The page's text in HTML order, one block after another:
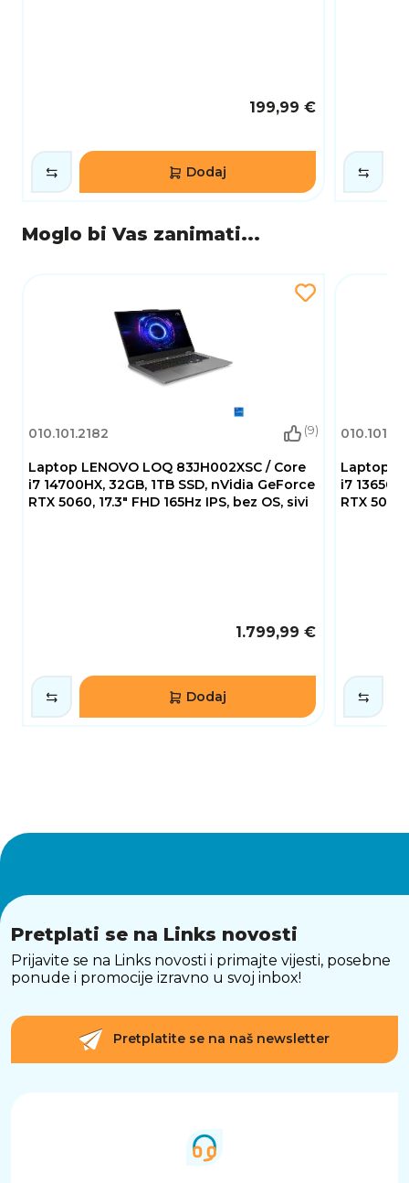
Optimizirana potrošnja energije omogućuje
PRAKTIČNE ZNAČAJKE ZA SVAKODNEVNO
KORIŠTENJE
i kvalitetni zvučnici dodatno poboljšavaju
korisničko iskustvo. Kamera visoke rezolucije
Lenovo IdeaPad Slim 5 16IMH10 je svestran i
pouzdan prijenosnik koji nudi odlične
performanse, veliki zaslon i moderni dizajn.
uređaj za rad, učenje i multimediju, uz stabilan
rad i dugotrajnu bateriju.
199,99 €
Dodaj
Moglo bi Vas zanimati...
010.101.2182 (9)
Laptop LENOVO LOQ 83JH002XSC / Core
i7 14700HX, 32GB, 1TB SSD, nVidia GeForce
RTX 5060, 17.3" FHD 165Hz IPS, bez OS, sivi
1.799,99 €
Dodaj
Laptop
i7
RTX
Pretplati se na Links novosti
Prijavite se na Links novosti i primajte vijesti, posebne
ponude i promocije izravno u svoj inbox!
Pretplatite se na naš newsletter